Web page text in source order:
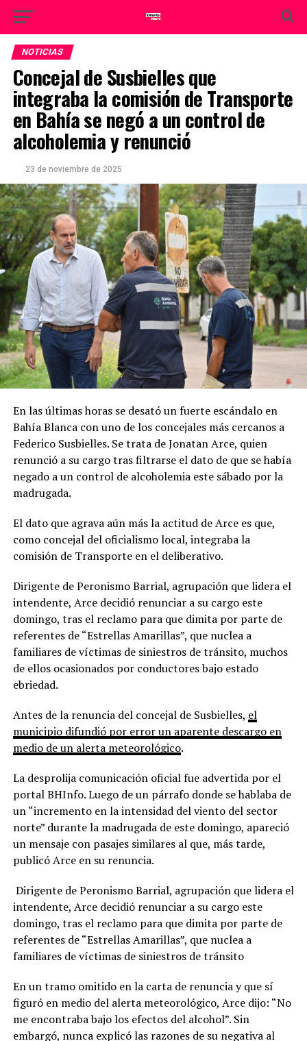
NOTICIAS
Concejal de Susbielles que
integraba la comisión de Transporte
en Bahía se negó a un control de
alcoholemia y renunció
23 de noviembre de 2025
En las últimas horas se desató un fuerte escándalo en
Bahía Blanca con uno de los concejales más cercanos a
Federico Susbielles. Se trata de Jonatan Arce, quien
renunció a su cargo tras filtrarse el dato de que se había
negado a un control de alcoholemia este sábado por la
madrugada.
El dato que agrava aún más la actitud de Arce es que,
como concejal del oficialismo local, integraba la
comisión de Transporte en el deliberativo.
Dirigente de Peronismo Barrial, agrupación que lidera el
intendente, Arce decidió renunciar a su cargo este
domingo, tras el reclamo para que dimita por parte de
referentes de “Estrellas Amarillas”, que nuclea a
familiares de víctimas de siniestros de tránsito, muchos
de ellos ocasionados por conductores bajo estado
ebriedad.
Antes de la renuncia del concejal de Susbielles, el
municipio difundió por error un aparente descargo en
medio de un alerta meteorológico.
La desprolija comunicación oficial fue advertida por el
portal BHInfo. Luego de un párrafo donde se hablaba de
un “incremento en la intensidad del viento del sector
norte” durante la madrugada de este domingo, apareció
un mensaje con pasajes similares al que, más tarde,
publicó Arce en su renuncia.
Dirigente de Peronismo Barrial, agrupación que lidera el
intendente, Arce decidió renunciar a su cargo este
domingo, tras el reclamo para que dimita por parte de
referentes de “Estrellas Amarillas”, que nuclea a
familiares de víctimas de siniestros de tránsito
En un tramo omitido en la carta de renuncia y que sí
figuró en medio del alerta meteorológico, Arce dijo: “No
me encontraba bajo los efectos del alcohol”. Sin
embargó, nunca explicó las razones de su negativa al